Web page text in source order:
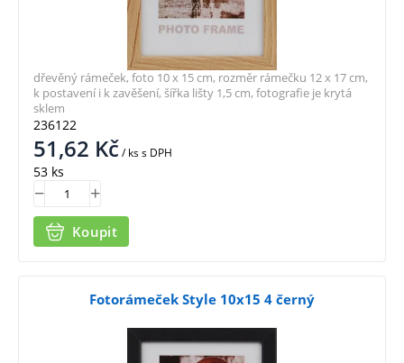
236122
51,62 Kč/ kss DPH
53 ks
Koupit
dřevěný rámeček, foto 10 x 15 cm, rozměr rámečku 12 x 17 cm,
k postavení i k zavěšení, šířka lišty 1,5 cm, fotografie je krytá
sklem
Fotorámeček Style 10x15 4 černý